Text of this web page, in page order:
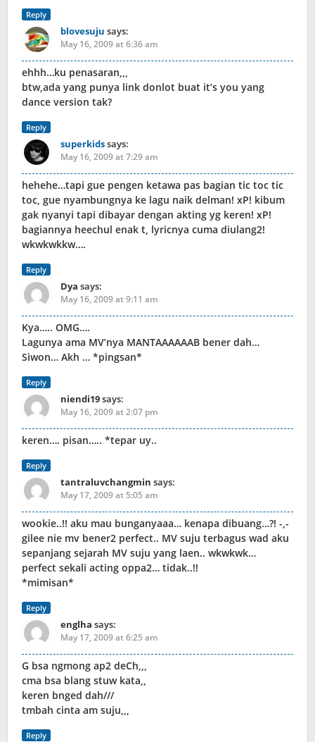
Reply
blovesuju says:
May 16, 2009 at 6:36 am
ehhh…ku penasaran,,,
btw,ada yang punya link donlot buat it’s you yang
dance version tak?
Reply
superkidssays:
May 16, 2009 at 7:29 am
hehehe…tapi gue pengen ketawa pas bagian tic toc tic
toc, gue nyambungnya ke lagu naik delman! xP! kibum
gak nyanyi tapi dibayar dengan akting yg keren! xP!
bagiannya heechul enak t, lyricnya cuma diulang2!
wkwkwkkw….
Reply
Dya says:
May 16, 2009 at 9:11 am
Kya….. OMG….
Lagunya ama MV’nya MANTAAAAAAB bener dah…
Siwon… Akh … *pingsan*
Reply
niendi19says:
May 16, 2009 at 2:07 pm
keren…. pisan….. *tepar uy..
Reply
tantraluvchangmin says:
May 17, 2009 at 5:05 am
wookie..!! aku mau bunganyaaa… kenapa dibuang…?! -,-
gilee nie mv bener2 perfect.. MV suju terbagus wad aku
sepanjang sejarah MV suju yang laen.. wkwkwk…
perfect sekali acting oppa2… tidak..!!
*mimisan*
Reply
englha says:
May 17, 2009 at 6:25 am
G bsa ngmong ap2 deCh,,,
cma bsa blang stuw kata,,
keren bnged dah///
tmbah cinta am suju,,,
Reply